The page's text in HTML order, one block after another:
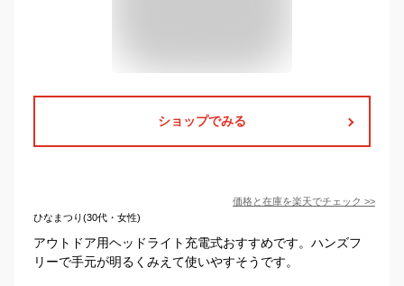
ショップでみる
価格と在庫を楽天でチェック >>
ひなまつり(30代・女性)
アウトドア用ヘッドライト充電式おすすめです。ハンズフ
リーで手元が明るくみえて使いやすそうです。